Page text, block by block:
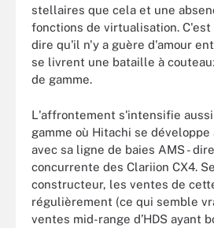
stellaires que cela et une
fonctions de virtualisation.
dire qu'il n'y a guère d'amour
se livrent une bataille à
de gamme.
L'affrontement s'intensifie
gamme où Hitachi se développe
avec sa ligne de baies AMS -
concurrente des Clariion CX4.
constructeur, les ventes de
régulièrement (ce qui semble
ventes mid-range d’HDS ayant